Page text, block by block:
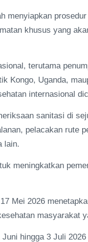
menyiapkan
khusus yang
terutama
Kongo, Uganda,
internasional
sanitasi di
pelacakan rute
lain.
meningkatkan
Mei 2026
masyarakat
hingga 3 Juli